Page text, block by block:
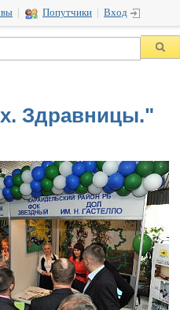
Попутчики Вход
Здравницы."